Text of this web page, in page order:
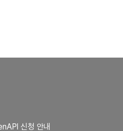
신청 안내